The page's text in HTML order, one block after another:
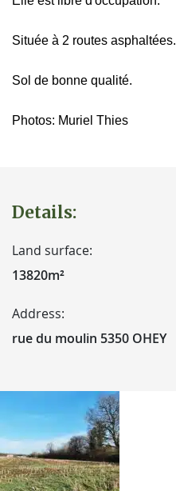
Située à 2 routes asphaltées.
Sol de bonne qualité.
Photos: Muriel Thies
Details:
Land surface:
13820m²
Address:
rue du moulin 5350 OHEY